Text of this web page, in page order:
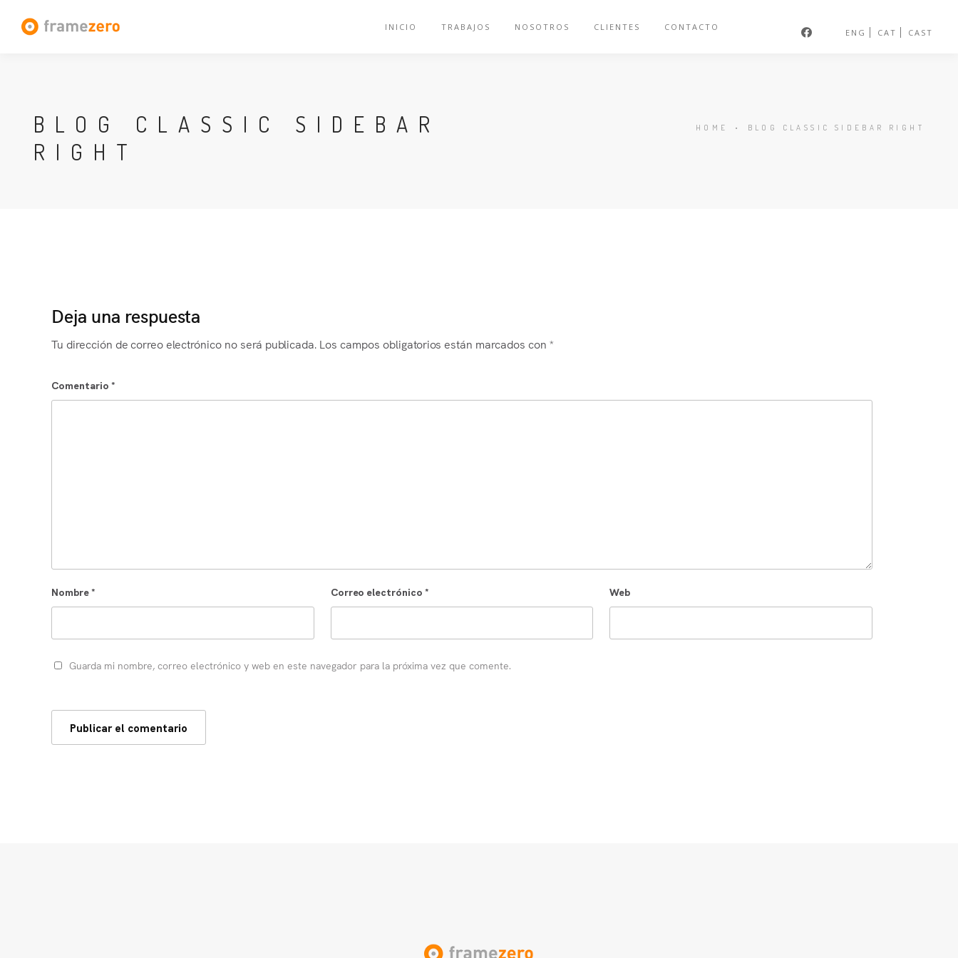
ENG CAT CAST
INICIO TRABAJOS NOSOTROS CLIENTES CONTACTO
BLOG CLASSIC SIDEBAR
RIGHT
HOME • BLOG CLASSIC SIDEBAR RIGHT
Deja una respuesta
Tu dirección de correo electrónico no será publicada. Los campos obligatorios están marcados con *
Comentario *
Nombre* Correo electrónico* Web
Guarda mi nombre, correo electrónico y web en este navegador para la próxima vez que comente.